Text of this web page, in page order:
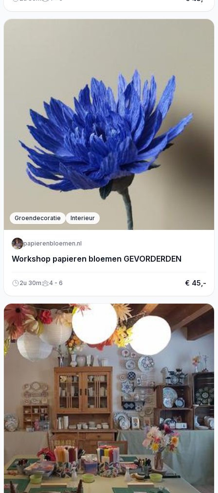
Groendecoratie Interieur
papierenbloemen.nl
Workshop papieren bloemen GEVORDERDEN
2u 30m 4 - 6 € 45,-